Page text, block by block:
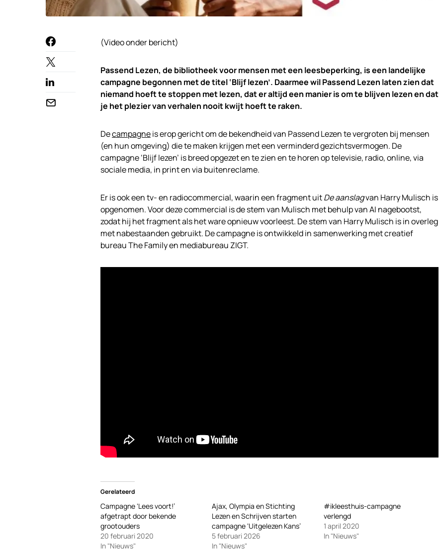
(Video onder bericht)
Passend Lezen, de bibliotheek voor mensen met een leesbeperking, is een landelijke
campagne begonnen met de titel ‘Blijf lezen’. Daarmee wil Passend Lezen laten zien dat
niemand hoeft te stoppen met lezen, dat er altijd een manier is om te blijven lezen en dat
je het plezier van verhalen nooit kwijt hoeft te raken.
Decampagneis erop gericht om de bekendheid van Passend Lezen te vergroten bij mensen
(en hun omgeving) die te maken krijgen met een verminderd gezichtsvermogen. De
campagne ‘Blijf lezen’ is breed opgezet en te zien en te horen op televisie, radio, online, via
sociale media, in print en via buitenreclame.
Er is ook een tv- en radiocommercial, waarin een fragment uitDe aanslagvan Harry Mulisch is
opgenomen. Voor deze commercial is de stem van Mulisch met behulp van AI nagebootst,
zodat hij het fragment als het ware opnieuw voorleest. De stem van Harry Mulisch is in overleg
met nabestaanden gebruikt. De campagne is ontwikkeld in samenwerking met creatief
bureau The Family en mediabureau ZIGT.
Gerelateerd
Campagne ‘Lees voort!’
afgetrapt door bekende
grootouders
20 februari 2020
In "Nieuws"
Ajax, Olympia en Stichting
Lezen en Schrijven starten
campagne ‘Uitgelezen Kans’
5 februari 2026
In "Nieuws"
#ikleesthuis-campagne
verlengd
1 april 2020
In "Nieuws"